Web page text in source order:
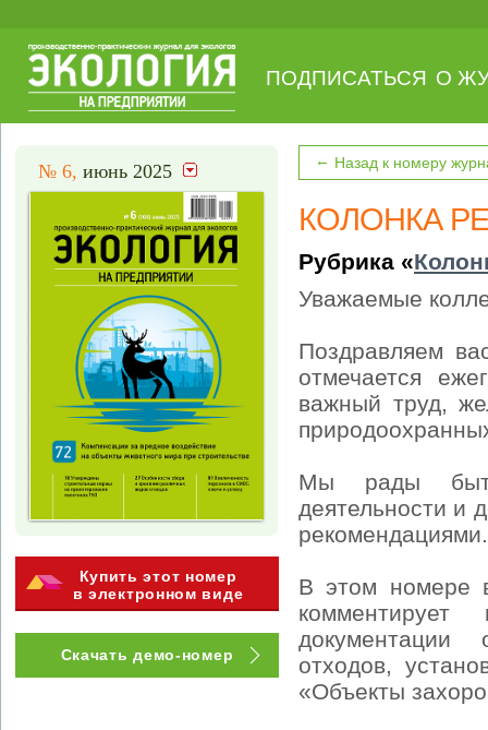
ПОДПИСАТЬСЯ О
№ 6, июнь 2025
Купить этот номер
в электронном виде
Скачать демо-номер
← Назад к номеру
КОЛОНКА
Рубрика «
Уважаемые
Поздравляем
отмечается
важный труд,
Мы рады
деятельности и
рекомендациями.
В этом номере
документации
отходов,
«Объекты